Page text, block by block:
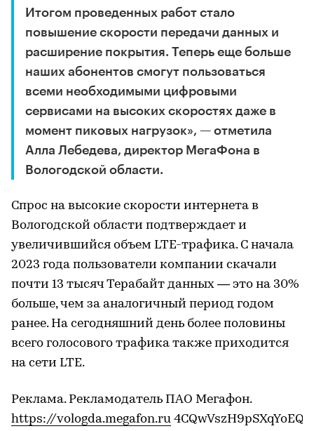
Итогом проведенных работ стало
повышение скорости передачи данных и
расширение покрытия. Теперь еще больше
наших абонентов смогут пользоваться
всеми необходимыми цифровыми
сервисами на высоких скоростях даже в
момент пиковых нагрузок», — отметила
Алла Лебедева, директор МегаФона в
Вологодской области.
Спрос на высокие скорости интернета в
Вологодской области подтверждает и
увеличившийся объем LTE-трафика. С начала
2023 года пользователи компании скачали
почти 13 тысяч Терабайт данных — это на 30%
больше, чем за аналогичный период годом
ранее. На сегодняшний день более половины
всего голосового трафика также приходится
на сети LTE.
Реклама. Рекламодатель ПАО Мегафон.
https://vologda.megafon.ru